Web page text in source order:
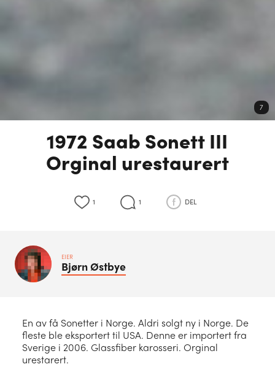
7
1972 Saab Sonett III
Orginal urestaurert
1 1 DEL
EIER
BjørnØstbye
En av få Sonetter i Norge. Aldri solgt ny i Norge. De
fleste ble eksportert til USA. Denne er importert fra
Sverige i 2006. Glassfiber karosseri. Orginal
urestarert.